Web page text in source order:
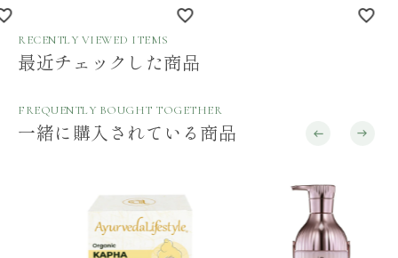
RECENTLY VIEWED ITEMS
最近チェックした商品
FREQUENTLY BOUGHT TOGETHER
一緒に購入されている商品